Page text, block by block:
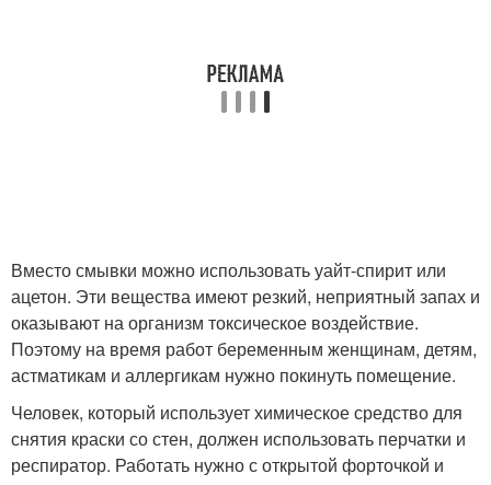
Вместо смывки можно использовать уайт-спирит или
ацетон. Эти вещества имеют резкий, неприятный запах и
оказывают на организм токсическое воздействие.
Поэтому на время работ беременным женщинам, детям,
астматикам и аллергикам нужно покинуть помещение.
Человек, который использует химическое средство для
снятия краски со стен, должен использовать перчатки и
респиратор. Работать нужно с открытой форточкой и